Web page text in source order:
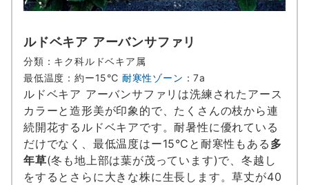
ルドベキア アーバンサファリ
分類：キク科ルドベキア属
最低温度：約ー15℃ 耐寒性ゾーン ：7a
ルドベキア アーバンサファリは洗練されたアース
カラーと造形美が印象的で、たくさんの枝から連
続開花するルドベキアです。耐暑性に優れている
だけでなく、最低温度はー15℃と耐寒性もある 多
年草(冬も地上部は葉が茂っています)で、冬越し
をするとさらに大きな株に生長します。草丈が40